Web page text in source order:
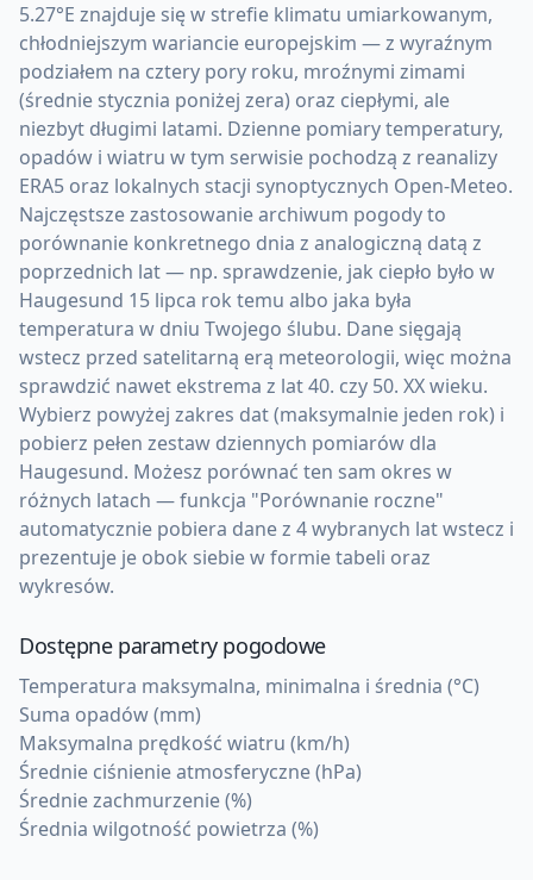
5.27°E znajduje się w strefie klimatu umiarkowanym,
chłodniejszym wariancie europejskim — z wyraźnym
podziałem na cztery pory roku, mroźnymi zimami
(średnie stycznia poniżej zera) oraz ciepłymi, ale
niezbyt długimi latami. Dzienne pomiary temperatury,
opadów i wiatru w tym serwisie pochodzą z reanalizy
ERA5 oraz lokalnych stacji synoptycznych Open-Meteo.
Najczęstsze zastosowanie archiwum pogody to
porównanie konkretnego dnia z analogiczną datą z
poprzednich lat — np. sprawdzenie, jak ciepło było w
Haugesund 15 lipca rok temu albo jaka była
temperatura w dniu Twojego ślubu. Dane sięgają
wstecz przed satelitarną erą meteorologii, więc można
sprawdzić nawet ekstrema z lat 40. czy 50. XX wieku.
Wybierz powyżej zakres dat (maksymalnie jeden rok) i
pobierz pełen zestaw dziennych pomiarów dla
Haugesund. Możesz porównać ten sam okres w
różnych latach — funkcja "Porównanie roczne"
automatycznie pobiera dane z 4 wybranych lat wstecz i
prezentuje je obok siebie w formie tabeli oraz
wykresów.
Dostępne parametry pogodowe
Temperatura maksymalna, minimalna i średnia (°C)
Suma opadów (mm)
Maksymalna prędkość wiatru (km/h)
Średnie ciśnienie atmosferyczne (hPa)
Średnie zachmurzenie (%)
Średnia wilgotność powietrza (%)